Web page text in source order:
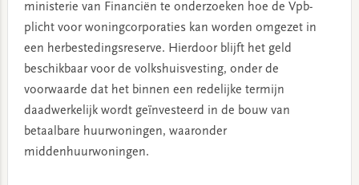
ministerie van Financiën te onderzoeken hoe de Vpb-
plicht voor woningcorporaties kan worden omgezet in
een herbestedingsreserve. Hierdoor blijft het geld
beschikbaar voor de volkshuisvesting, onder de
voorwaarde dat het binnen een redelijke termijn
daadwerkelijk wordt geïnvesteerd in de bouw van
betaalbare huurwoningen, waaronder
middenhuurwoningen.